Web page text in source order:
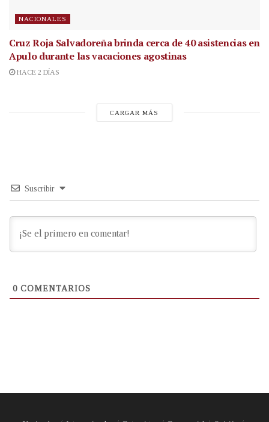
NACIONALES
Cruz Roja Salvadoreña brinda cerca de 40 asistencias en
Apulo durante las vacaciones agostinas
HACE 2 DÍAS
CARGAR MÁS
Suscribir
0 COMENTARIOS